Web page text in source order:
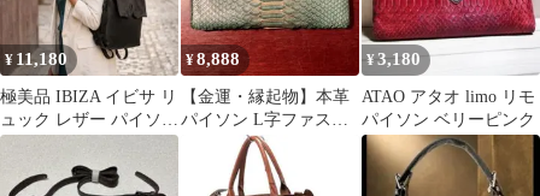
¥ 11,180
極美品 IBIZA イビサ リ
ュック レザー パイソン
本革巾着 日本製□
¥8,888
【金運・縁起物】本革
パイソン L字ファスナ
ー長財布 グリーン（お
まけ付き）
¥3,180
ATAO アタオ limo リモ
パイソン ベリーピンク